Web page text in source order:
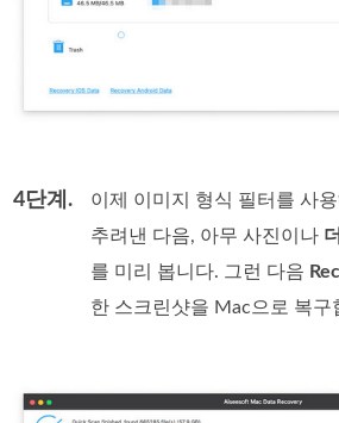
4단계.
이제 이미지 형식 필터를 사
추려낸 다음, 아무 사진이나
를 미리 봅니다. 그런 다음
한 스크린샷을 Mac으로 복구